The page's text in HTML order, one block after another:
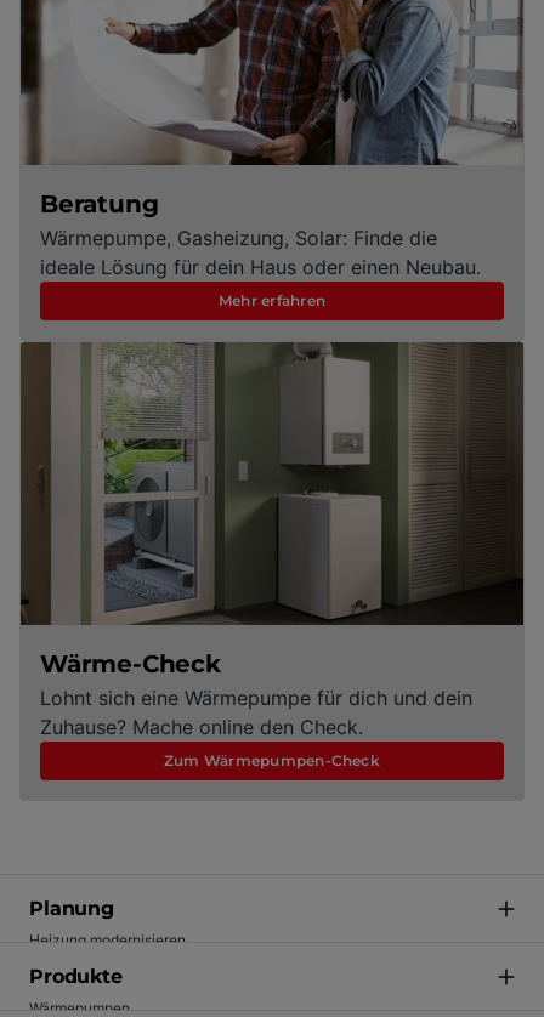
Beratung
Wärmepumpe, Gasheizung, Solar: Finde die
ideale Lösung für dein Haus oder einen Neubau.
Mehr erfahren
Wärme-Check
Lohnt sich eine Wärmepumpe für dich und dein
Zuhause? Mache online den Check.
Zum Wärmepumpen-Check
Planung
Heizung modernisieren
Förderung
Energie einsparen
Produkte
Wärmepumpen